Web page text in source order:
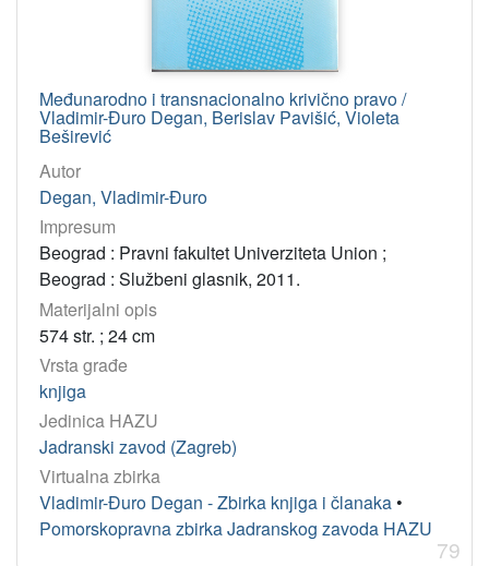
Međunarodno i transnacionalno krivično pravo /
Vladimir-Đuro Degan, Berislav Pavišić, Violeta
Beširević
Autor
Degan, Vladimir-Đuro
Impresum
Beograd : Pravni fakultet Univerziteta Union ;
Beograd : Službeni glasnik, 2011.
Materijalni opis
574 str. ; 24 cm
Vrsta građe
knjiga
Jedinica HAZU
Jadranski zavod (Zagreb)
Virtualna zbirka
Vladimir-Đuro Degan - Zbirka knjiga i članaka •
Pomorskopravna zbirka Jadranskog zavoda HAZU
79